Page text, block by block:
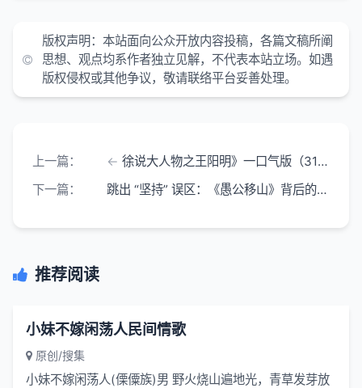
版权声明：本站面向公众开放内容投稿，各篇文稿所阐
思想、观点均系作者独立见解，不代表本站立场。如遇
版权侵权或其他争议，敬请联络平台妥善处理。
上一篇：
徐说大人物之王阳明》一口气版（31）-战将跟战神的区别是什么？
下一篇：
跳出 “坚持” 误区：《愚公移山》背后的道家宇宙智慧与 “无我” 哲思
推荐阅读
小妹不嫁闲荡人民间情歌
原创/搜集
小妹不嫁闲荡人(傈僳族)男 野火烧山遍地光，青草发芽放